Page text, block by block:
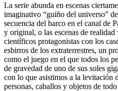
La serie abunda en escenas
imaginativo “guiño del universo”
secuencia del barco en el canal de
y original, o las escenas de
científicos protagonistas con los
esbirros de los extraterrestres, un
como el juego en el que todos los
de gravedad de uno de sus soles
con lo que asistimos a la levitación
personas, caballos y objetos de